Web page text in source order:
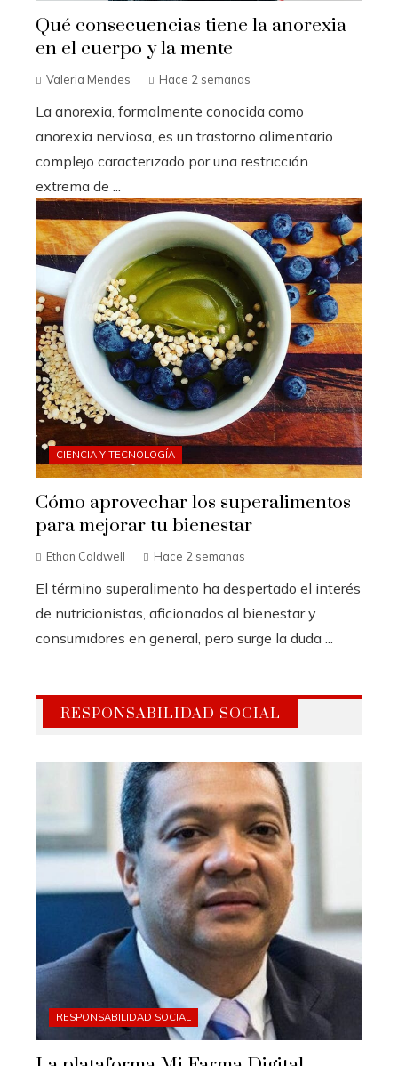
Qué consecuencias tiene la anorexia
en el cuerpo y la mente
Valeria Mendes Hace 2 semanas
La anorexia, formalmente conocida como
anorexia nerviosa, es un trastorno alimentario
complejo caracterizado por una restricción
extrema de ...
CIENCIA Y TECNOLOGÍA
Cómo aprovechar los superalimentos
para mejorar tu bienestar
Ethan Caldwell Hace 2 semanas
El término superalimento ha despertado el interés
de nutricionistas, aficionados al bienestar y
consumidores en general, pero surge la duda ...
RESPONSABILIDAD SOCIAL
RESPONSABILIDAD SOCIAL